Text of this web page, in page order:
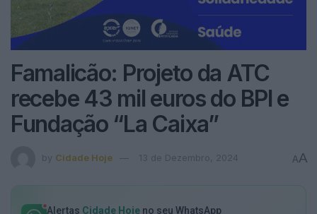
Famalicão: Projeto da ATC
recebe 43 mil euros do BPI e
Fundação “La Caixa”
by Cidade Hoje 13 de Dezembro, 2024 AA
Alertas Cidade Hoje no seu WhatsApp